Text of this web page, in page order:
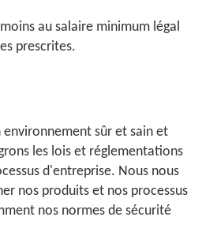
au salaire minimum légal
prescrites.
sûr et sain et
les lois et réglementations
d'entreprise. Nous nous
nos produits et nos processus
nos normes de sécurité